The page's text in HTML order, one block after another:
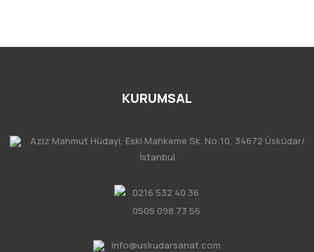
KURUMSAL
Aziz Mahmut Hüdayi, Eski Mahkeme Sk. No:10, 34672 Üsküdar/
İstanbul
0216 532 40 36
0505 098 73 56
info@uskudarsanat.com